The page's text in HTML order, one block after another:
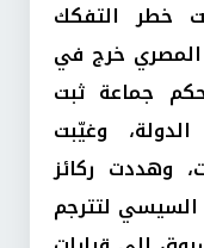
خطر التفكك
خرج في
جماعة ثبت
وغيّبت
وهددت ركائز
السيسي لتترجم